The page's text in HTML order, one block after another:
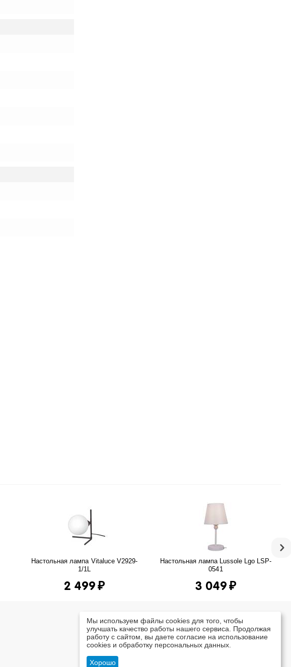
Настольная лампа Vitaluce V2929-
1/1L
2 499 ₽
Настольная лампа Lussole Lgo LSP-
0541
3 049 ₽
Мы используем файлы cookies для того, чтобы
улучшать качество работы нашего сервиса. Продолжая
работу с сайтом, вы даете согласие на использование
cookies и обработку персональных данных.
Хорошо